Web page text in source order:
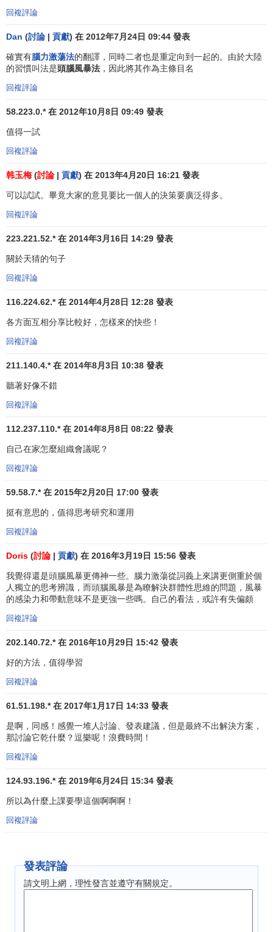
預定結束的時間到了可以根據情況再延長5分鐘，這是人們容
易提出好的設想的時候。在1分鐘時間里再沒有新主意、新觀
頭腦風暴法的原則
頭腦風暴法應遵守如下原則：
庭外判決原則。對各種意見、方案的評判必須放到最
後階段，此前不能對別人的意見提出批評和評價。認
發參加者提出各種荒誕的想法。
探索取長補短和改進辦法。除提出自己的意見外，鼓
勵參加者對他人已經提出的設想進行補充、改進和綜
合。
迴圈進行
每人每次只提一個建議
沒有建議時說“過”
不要相互指責
要耐心
可以使用適當的幽默
鼓勵創造性
結合併改進其他人的建議
頭腦風暴法中的專家小組
議的最佳人數和會議進行的時間。經驗證明，專家小組規模
以10－15人為宜，會議時間一般以20－60分鐘效果最佳。專
家的人選應嚴格限制，便於參加者把註意力集中於所涉及的
具體應按照下述三個原則選取：
1．如果參加者相互認識，要從同一職位（
參加者造成某種壓力。
2．如果參加者互不認識，可從不同職位（職稱或級
別）的人員中選取。這時不應宣佈參加人員職稱，不
這並不是專家組成員的必要條件。但是，專家中最好
領域的專家。
頭腦風暴法專家小組應由下列人員組成：
方法論學者——專家會議的主持者；
設想產生者——專業領域的專家；
演繹者——具有較高邏輯思維能力的專家。
頭腦風暴法的所有參加者，都應具備較高的聯想思維能
回複評論
Dan (討論 | 貢獻) 在 2012年7月24日 09:44 發表
確實有腦力激蕩法的翻譯，同時二者也是重定向到一起的。由於大陸
的習慣叫法是頭腦風暴法 ，因此將其作為主條目名
回複評論
58.223.0.* 在 2012年10月8日 09:49 發表
值得一試
回複評論
韩玉梅(討論 | 貢獻) 在 2013年4月20日 16:21 發表
可以試試。畢竟大家的意見要比一個人的決策要廣泛得多。
回複評論
223.221.52.* 在 2014年3月16日 14:29 發表
關於天猜的句子
回複評論
116.224.62.* 在 2014年4月28日 12:28 發表
各方面互相分享比較好，怎樣來的快些！
回複評論
211.140.4.* 在 2014年8月3日 10:38 發表
聽著好像不錯
回複評論
112.237.110.* 在 2014年8月8日 08:22 發表
自己在家怎麼組織會議呢？
回複評論
59.58.7.* 在 2015年2月20日 17:00 發表
挺有意思的，值得思考研究和運用
回複評論
Doris (討論 | 貢獻) 在 2016年3月19日 15:56 發表
我覺得還是頭腦風暴更傳神一些。腦力激蕩從詞義上來講更側重於個
人獨立的思考辨識，而頭腦風暴是為瞭解決群體性思維的問題，風暴
的感染力和帶動意味不是更強一些嗎。自己的看法，或許有失偏頗
回複評論
202.140.72.* 在 2016年10月29日 15:42 發表
好的方法，值得學習
回複評論
61.51.198.* 在 2017年1月17日 14:33 發表
是啊，同感！感覺一堆人討論、發表建議，但是最終不出解決方案，
那討論它乾什麼？逗樂呢！浪費時間！
回複評論
124.93.196.* 在 2019年6月24日 15:34 發表
所以為什麼上課要學這個啊啊啊！
回複評論
發表評論
請文明上網，理性發言並遵守有關規定。